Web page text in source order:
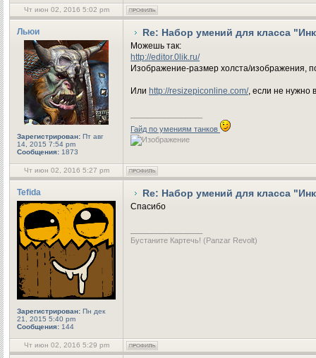
Чт июн 02, 2016 5:02 pm
Льюи
Зарегистрирован: Пт авг
14, 2015 7:54 pm
Сообщения: 1873
Re: Набор умений для класса
Можешь так:
http://editor.0lik.ru/
Изображение-размер холста/изображения,
Или http://resizepiconline.com/, если не нужно
Гайд по умениям танков
Чт июн 02, 2016 5:27 pm
Tefida
Зарегистрирован: Пн дек
21, 2015 5:40 pm
Сообщения: 144
Re: Набор умений для класса
Спасибо
Бустаните Картечь! (Panzar Revolt)
Чт июн 02, 2016 5:29 pm